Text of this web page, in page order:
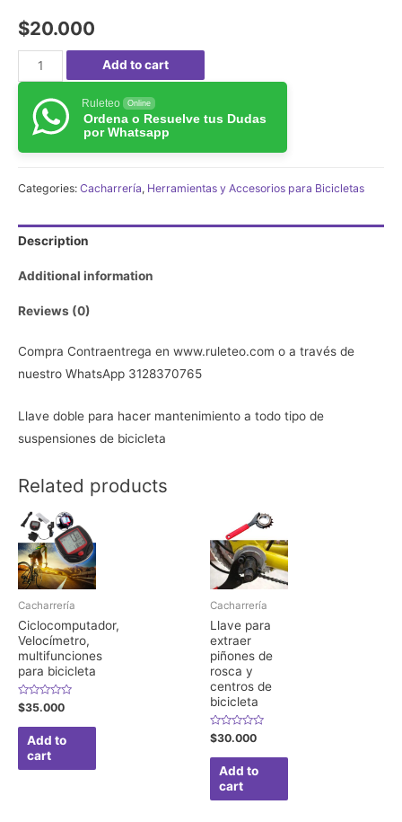
$20.000
Llave
doble
para
hacer
mantenimiento
todo
de
de
bicicleta
Add to cart
Ruleteo Online
Ordena o Resuelve tus Dudas
por Whatsapp
Categories: Cacharrería, Herramientas y Accesorios para Bicicletas
Description
Additional information
Reviews (0)
Compra Contraentrega en www.ruleteo.com o a través de
nuestro WhatsApp 3128370765
Llave doble para hacer mantenimiento a todo tipo de
suspensiones de bicicleta
Related products
Cacharrería
Ciclocomputador,
Velocímetro,
multifunciones
para bicicleta
Rated
0
out
$35.000
Add to
cart
Cacharrería
Llave para
extraer
piñones de
rosca y
centros de
bicicleta
Rated
0
out
$30.000
Add to
cart